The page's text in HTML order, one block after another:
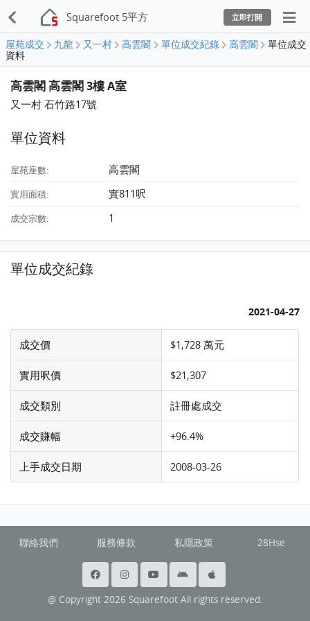
Squarefoot 5平方 立即打開
屋苑成交 九龍 又一村 高雲閣 單位成交紀錄 高雲閣
單位成交
資料
高雲閣 高雲閣 3樓 A室
又一村 石竹路17號
單位資料
屋苑座數: 高雲閣
實用面積: 實811呎
成交宗數: 1
單位成交紀錄
2021-04-27
成交價 $1,728 萬元
實用呎價 $21,307
成交類別 註冊處成交
成交賺幅 +96.4%
上手成交日期 2008-03-26
聯絡我們 服務條款 私隱政策 28Hse
@ Copyright 2026 Squarefoot All rights reserved.